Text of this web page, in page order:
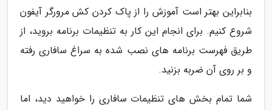
بنابراین بهتر است آموزش را از پاک کردن کش مرورگر آیفون
شروع کنیم. برای انجام این کار به تنظیمات برنامه بروید، از
طریق فهرست برنامه های نصب شده به سراغ سافاری رفته
و بر روی آن ضربه بزنید.
شما تمام بخش های تنظیمات سافاری را خواهید دید، اما